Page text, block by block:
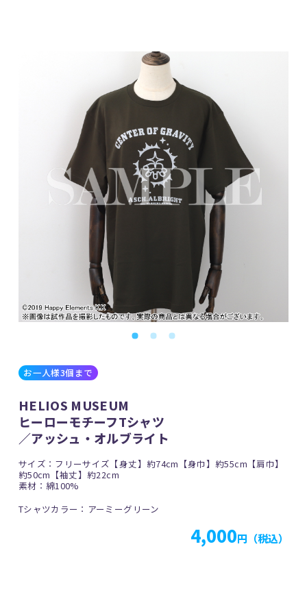
お一人様3個まで
HELIOS MUSEUM
ヒーローモチーフTシャツ
／アッシュ・オルブライト
サイズ：フリーサイズ【身丈】約74cm【身巾】約55cm【肩巾】
約50cm【袖丈】約22cm
素材：綿100%
Tシャツカラー：アーミーグリーン
4,000円（税込）